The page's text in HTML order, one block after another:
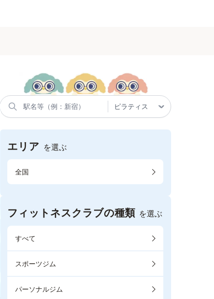
エリア を選ぶ
全国
フィットネスクラブの種類 を選ぶ
すべて
スポーツジム
パーソナルジム